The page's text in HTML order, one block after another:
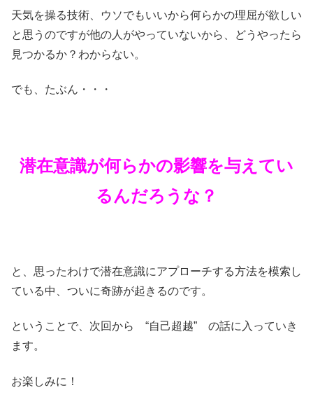
天気を操る技術、ウソでもいいから何らかの理屈が欲しい
と思うのですが他の人がやっていないから、どうやったら
見つかるか？わからない。
でも、たぶん・・・
潜在意識が何らかの影響を与えてい
るんだろうな？
と、思ったわけで潜在意識にアプローチする方法を模索し
ている中、ついに奇跡が起きるのです。
ということで、次回から “自己超越” の話に入っていき
ます。
お楽しみに！